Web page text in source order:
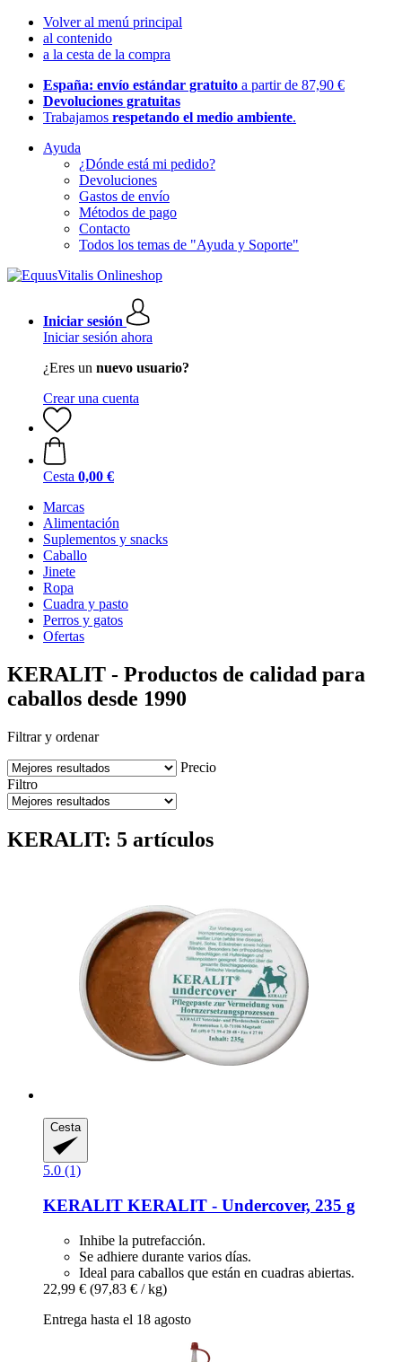
Volver al menú principal
al contenido
a la cesta de la compra
España: envío estándar gratuito a partir de 87,90 €
Devoluciones gratuitas
Trabajamos respetando el medio ambiente.
Ayuda
¿Dónde está mi pedido?
Devoluciones
Gastos de envío
Métodos de pago
Contacto
Todos los temas de "Ayuda y Soporte"
Iniciar sesión
Iniciar sesión ahora
¿Eres un nuevo usuario?
Crear una cuenta
Cesta 0,00 €
Marcas
Alimentación
Suplementos y snacks
Caballo
Jinete
Ropa
Cuadra y pasto
Perros y gatos
Ofertas
KERALIT - Productos de calidad para
caballos desde 1990
Filtrar y ordenar
Precio
Filtro
KERALIT: 5 artículos
Cesta
5.0 (1)
KERALIT KERALIT -​ Undercover, 235 g
Inhibe la putrefacción.
Se adhiere durante varios días.
Ideal para caballos que están en cuadras abiertas.
22,99 € (97,83 € / kg)
Entrega hasta el 18 agosto